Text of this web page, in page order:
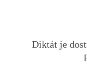
Diktát je